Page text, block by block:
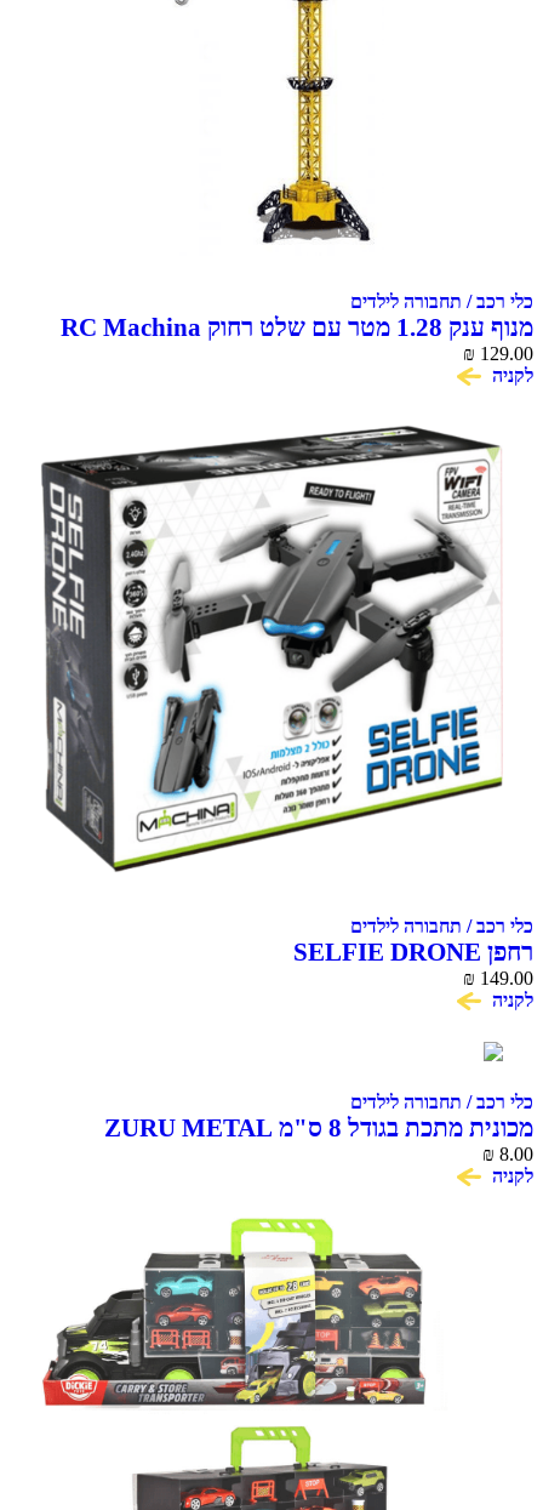
כלי רכב / תחבורה לילדים
מנוף ענק 1.28 מטר עם שלט רחוק RC Machina
Crane
₪ 129.00
לקניה
כלי רכב / תחבורה לילדים
רחפן SELFIE DRONE
₪ 149.00
לקניה
כלי רכב / תחבורה לילדים
מכונית מתכת בגודל 8 ס"מ ZURU METAL
MACHINES
₪ 8.00
לקניה